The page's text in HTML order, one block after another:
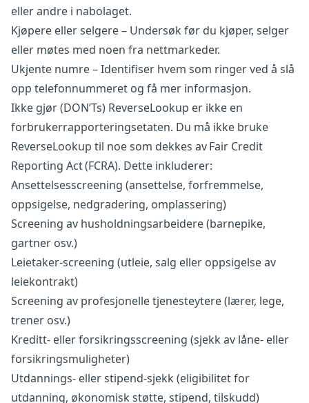
eller andre i nabolaget.
Kjøpere eller selgere – Undersøk før du kjøper, selger
eller møtes med noen fra nettmarkeder.
Ukjente numre – Identifiser hvem som ringer ved å slå
opp telefonnummeret og få mer informasjon.
Ikke gjør (DON’Ts) ReverseLookup er ikke en
forbrukerrapporteringsetaten. Du må ikke bruke
ReverseLookup til noe som dekkes av Fair Credit
Reporting Act (FCRA). Dette inkluderer:
Ansettelsesscreening (ansettelse, forfremmelse,
oppsigelse, nedgradering, omplassering)
Screening av husholdningsarbeidere (barne­pike,
gartner osv.)
Leietaker-screening (utleie, salg eller oppsigelse av
leiekontrakt)
Screening av profesjonelle tjenesteytere (lærer, lege,
trener osv.)
Kreditt- eller forsikringsscreening (sjekk av låne- eller
forsikringsmuligheter)
Utdannings- eller stipend-sjekk (eligibilitet for
utdanning, økonomisk støtte, stipend, tilskudd)